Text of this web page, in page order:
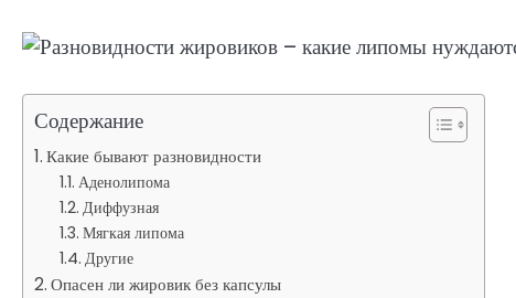
Содержание
Какие бывают разновидности
Аденолипома
Диффузная
Мягкая липома
Другие
Опасен ли жировик без капсулы